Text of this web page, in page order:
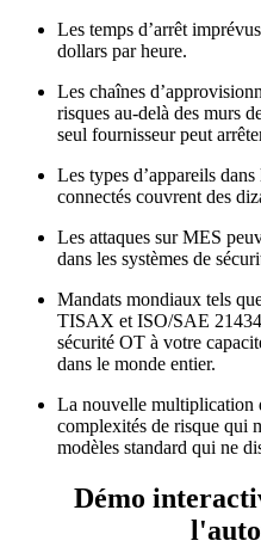
Les temps d’arrêt
dollars par heure.
Les chaînes
risques au-delà des murs
seul fournisseur peut
Les types d’appareils
connectés couvrent des
Les attaques sur MES
dans les systèmes de
Mandats mondiaux tels
TISAX et ISO/SAE 21434
sécurité OT à votre
dans le monde entier.
La nouvelle multiplication
complexités de risque qui
modèles standard qui ne
Démo